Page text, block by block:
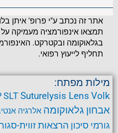
אתר זה נכתב ע"י פרופ' איתן
תמצאו אינפורמציה מעמיקה על
בגלאוקומה ובקטרקט.
תחליף לייעוץ רפואי.
מילות מפתח:
SLTSuturelysis Lens Volk
אבחון גלאוקומה אלרגיה
גורמי סיכון הרצאותזווית-